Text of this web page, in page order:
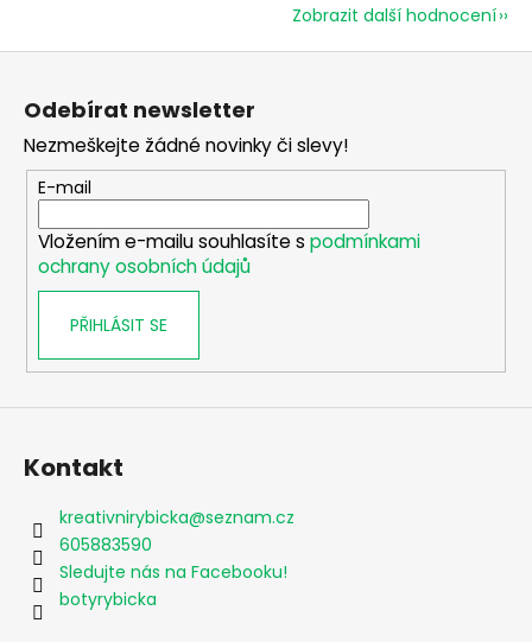
Zobrazit další hodnocení
Z
Odebírat newsletter
Nezmeškejte žádné novinky či slevy!
E-mail
Vložením e-mailu souhlasíte s podmínkami
ochrany osobních údajů
PŘIHLÁSIT SE
Kontakt
kreativnirybicka@seznam.cz
605883590
Sledujte nás na Facebooku!
botyrybicka